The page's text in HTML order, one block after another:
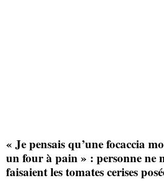
« Je pensais qu’une focaccia
un four à pain » : personne ne
faisaient les tomates cerises